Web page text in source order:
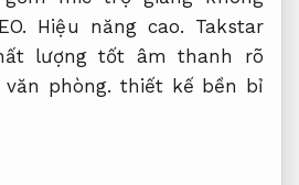
Hiệu năng cao. Takstar
lượng tốt âm thanh rõ
phòng. thiết kế bền bỉ